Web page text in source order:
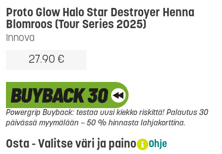
Innova
Proto Glow Halo Star Destroyer Henna
Blomroos (Tour Series 2025)
27.90 €
Powergrip Buyback: testaa uusi kiekko riskittä! Palautus 30
päivässä myymälään – 50 % hinnasta lahjakorttina.
Osta - Valitse väri ja paino Ohje